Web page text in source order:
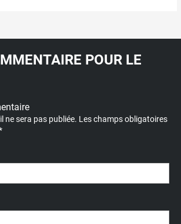
POUR LE
ne sera pas publiée. Les champs obligatoires